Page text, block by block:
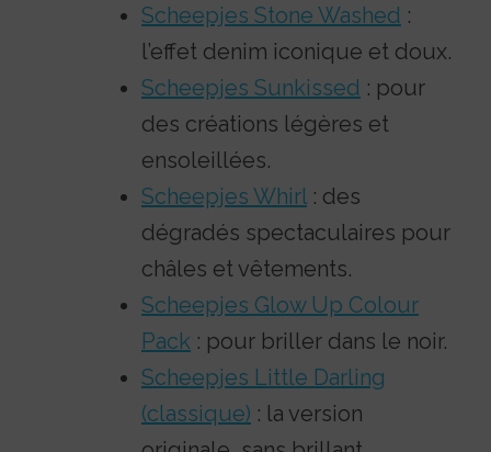
Scheepjes Stone Washed :
l’effet denim iconique et doux.
Scheepjes Sunkissed : pour
des créations légères et
ensoleillées.
Scheepjes Whirl: des
dégradés spectaculaires pour
châles et vêtements.
Scheepjes Glow Up Colour
Pack : pour briller dans le noir.
Scheepjes Little Darling
(classique) : la version